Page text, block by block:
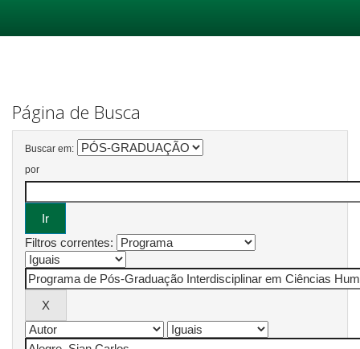
Página de Busca
Buscar em:
por
Filtros correntes: